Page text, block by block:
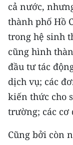
cả nước,
thành phố Hồ
trong hệ sinh
cũng hình
đầu tư tác
dịch vụ; các
kiến thức cho
trường; các cơ
Cũng bởi còn